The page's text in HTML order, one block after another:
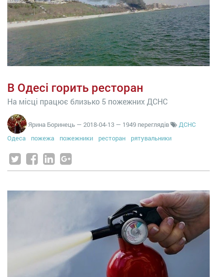
В Одесі горить ресторан
На місці працює близько 5 пожежних ДСНС
Ярина Боринець — 2018-04-13 — 1949 переглядів
ДСНС
Одеса
пожежа пожежники ресторан рятувальники